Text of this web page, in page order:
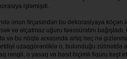
işləmişdi.
onun fırçasından bu dekorasiyaya
və əlçatmaz uğuru təəssü­ra­tını
və bu nöqtə arxa­sın­da artıq heç nə
uzaq­gö­rən­liklə o, bulunduğu zülmətdə
rəng­li, o yasaq və bəsit biçimli fiquru kəşf